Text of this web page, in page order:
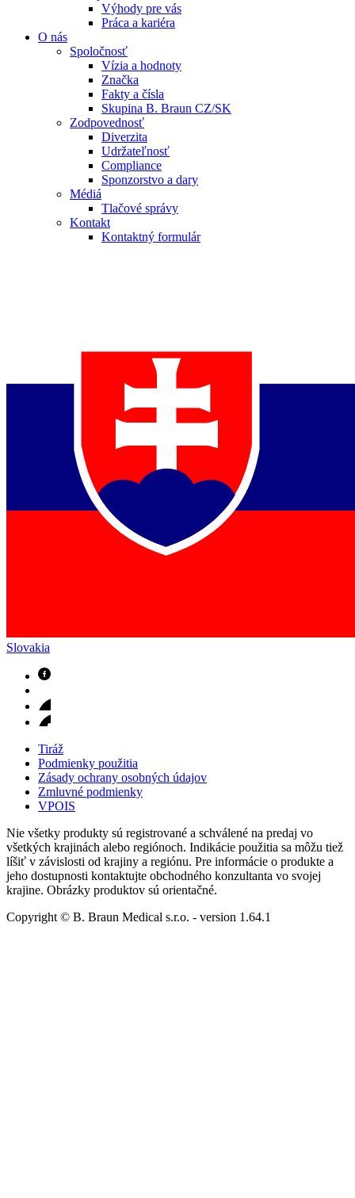
Výhody pre vás
Práca a kariéra
O nás
Spoločnosť
Vízia a hodnoty
Značka
Fakty a čísla
Skupina B. Braun CZ/SK
Zodpovednosť
Diverzita
Udržateľnosť
Compliance
Sponzorstvo a dary
Médiá
Tlačové správy
Kontakt
Kontaktný formulár
Slovakia
Tiráž
Podmienky použitia
Zásady ochrany osobných údajov
Zmluvné podmienky
VPOIS
Nie všetky produkty sú registrované a schválené na predaj vo
všetkých krajinách alebo regiónoch. Indikácie použitia sa môžu tiež
líšiť v závislosti od krajiny a regiónu. Pre informácie o produkte a
jeho dostupnosti kontaktujte obchodného konzultanta vo svojej
krajine. Obrázky produktov sú orientačné.
Copyright © B. Braun Medical s.r.o. - version 1.64.1